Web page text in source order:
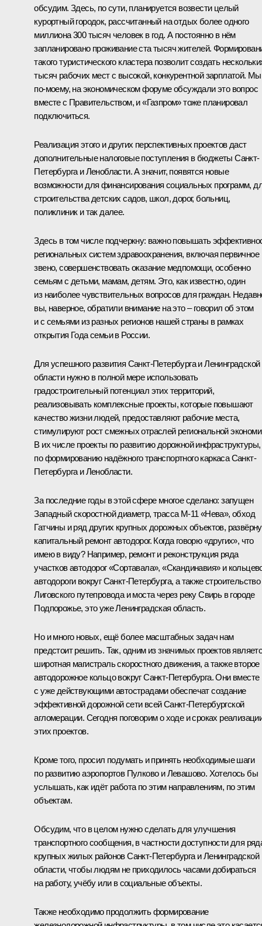
обсудим. Здесь, по сути, планируется возвести целый
курортный городок, рассчитанный на отдых более одного
миллиона 300 тысяч человек в год. А постоянно в нём
запланировано проживание ста тысяч жителей.
такого туристического кластера позволит создать
тысяч рабочих мест с высокой, конкурентной зарплатой.
по-моему, на экономическом форуме обсуждали это вопрос
вместе с Правительством, и «Газпром» тоже планировал
подключиться.
Реализация этого и других перспективных проектов даст
дополнительные налоговые поступления в бюджеты Санкт-
Петербурга и Ленобласти. А значит, появятся новые
возможности для финансирования социальных программ,
строительства детских садов, школ, дорог, больниц,
поликлиник и так далее.
Здесь в том числе подчеркну: важно повышать
региональных систем здравоохранения, включая первичное
звено, совершенствовать оказание медпомощи, особенно
семьям с детьми, мамам, детям. Это, как известно, один
из наиболее чувствительных вопросов для граждан.
вы, наверное, обратили внимание на это – говорил об этом
и с семьями из разных регионов нашей страны в рамках
открытия Года семьи в России.
Для успешного развития Санкт-Петербурга и Ленинградской
области нужно в полной мере использовать
градостроительный потенциал этих территорий,
реализовывать комплексные проекты, которые повышают
качество жизни людей, предоставляют рабочие места,
стимулируют рост смежных отраслей региональной
В их числе проекты по развитию дорожной инфраструктуры,
по формированию надёжного транспортного каркаса Санкт-
Петербурга и Ленобласти.
За последние годы в этой сфере многое сделано: запущен
Западный скоростной диаметр, трасса М-11 «Нева», обход
Гатчины и ряд других крупных дорожных объектов,
капитальный ремонт автодорог. Когда говорю «других», что
имею в виду? Например, ремонт и реконструкция ряда
участков автодорог «Сортавала», «Скандинавия» и
автодороги вокруг Санкт-Петербурга, а также строительство
Лиговского путепровода и моста через реку Свирь в городе
Подпорожье, это уже Ленинградская область.
Но и много новых, ещё более масштабных задач нам
предстоит решить. Так, одним из значимых проектов
широтная магистраль скоростного движения, а также второе
автодорожное кольцо вокруг Санкт-Петербурга. Они вместе
с уже действующими автострадами обеспечат создание
эффективной дорожной сети всей Санкт-Петербургской
агломерации. Сегодня поговорим о ходе и сроках
этих проектов.
Кроме того, просил подумать и принять необходимые шаги
по развитию аэропортов Пулково и Левашово. Хотелось бы
услышать, как идёт работа по этим направлениям, по этим
объектам.
Обсудим, что в целом нужно сделать для улучшения
транспортного сообщения, в частности доступности для
крупных жилых районов Санкт-Петербурга и Ленинградской
области, чтобы людям не приходилось часами добираться
на работу, учёбу или в социальные объекты.
Также необходимо продолжить формирование